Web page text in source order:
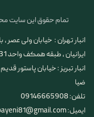
تمام حقوق این سایت
انبار تهران : خیابان ولی عصر ،
ایرانیان ، طبقه همکف واحد 31
​​​​​​​انبار تبریز : خیابان پاستور
ضیا
تلفن: 09146665908
ایمیل: Parhammobayeni81@gmail.com